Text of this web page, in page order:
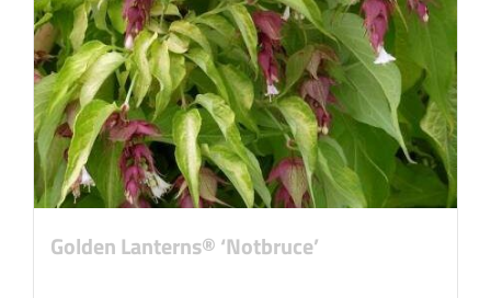
Golden Lanterns® ‘Notbruce’